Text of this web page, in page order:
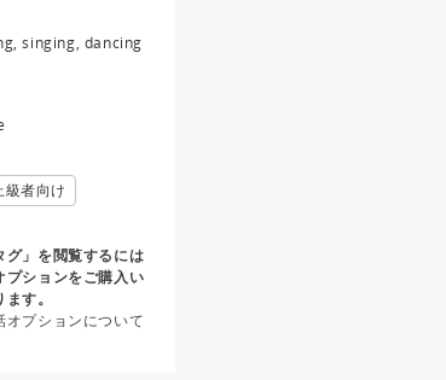
singing, dancing
級者向け
グ」を閲覧するには
プションをご購入い
す。
プションについて